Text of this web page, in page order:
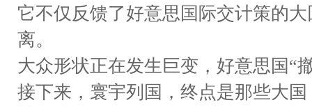
它不仅反馈了好意思国际交计策的
离。
大众形状正在发生巨变，好意思国“
接下来，寰宇列国，终点是那些大